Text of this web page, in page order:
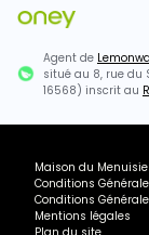
Agent de
situé au 8, rue du
16568) inscrit au
Maison du
Conditions
Conditions
Mentions légales
Plan du site